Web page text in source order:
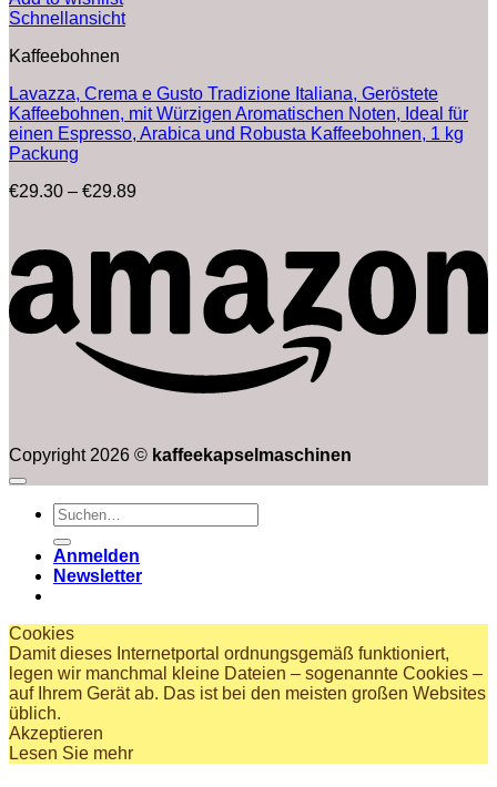
Schnellansicht
Kaffeebohnen
Lavazza, Crema e Gusto Tradizione Italiana, Geröstete
Kaffeebohnen, mit Würzigen Aromatischen Noten, Ideal für
einen Espresso, Arabica und Robusta Kaffeebohnen, 1 kg
Packung
€29.30 – €29.89Preisspanne:
€29.89
Copyright 2026 © kaffeekapselmaschinen
Suchen
nach:
Anmelden
Newsletter
Cookies
Damit dieses Internetportal ordnungsgemäß funktioniert,
legen wir manchmal kleine Dateien – sogenannte Cookies –
auf Ihrem Gerät ab. Das ist bei den meisten großen Websites
üblich.
Akzeptieren
Lesen Sie mehr